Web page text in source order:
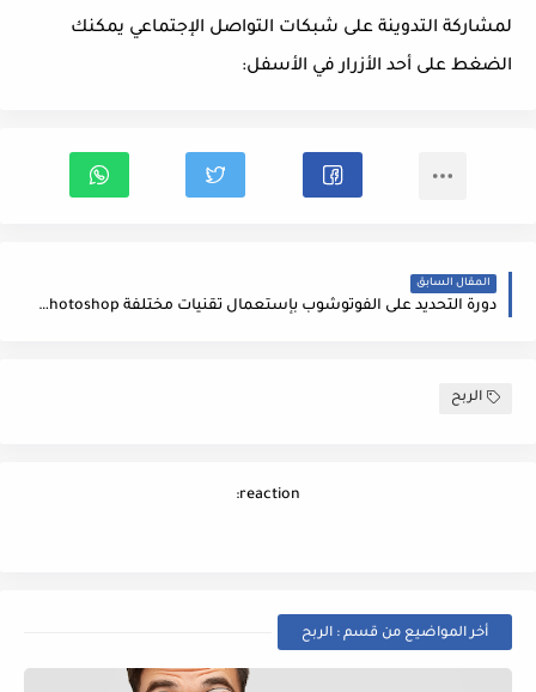
لمشاركة التدوينة على شبكات التواصل الإجتماعي يمكنك
الضغط على أحد الأزرار في الأسفل:
المقال السابق
دورة التحديد على الفوتوشوب بإستعمال تقنيات مختلفة Select in Photoshop
الربح
reaction:
أخر المواضيع من قسم : الربح